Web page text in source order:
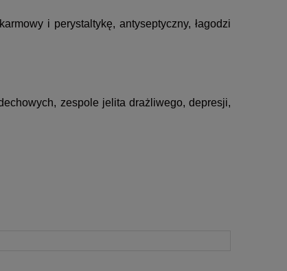
i perystaltykę, antyseptyczny, łagodzi
zespole jelita drażliwego, depresji,